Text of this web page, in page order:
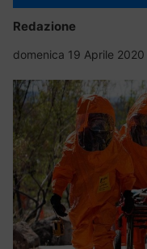
Redazione
domenica 19 Aprile 2020